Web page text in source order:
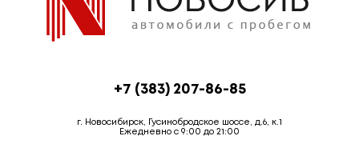
+7 (383) 207-86-85
г. Новосибирск, Гусинобродское шоссе, д.6, к.1
Ежедневно с 9:00 до 21:00